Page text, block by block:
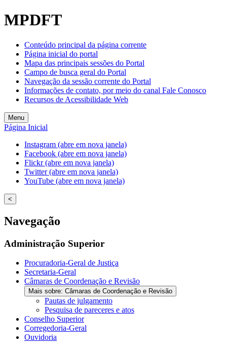
MPDFT
Conteúdo principal da página corrente
Página inicial do portal
Mapa das principais sessões do Portal
Campo de busca geral do Portal
Navegação da sessão corrente do Portal
Informações de contato, por meio do canal Fale Conosco
Recursos de Acessibilidade Web
Menu
Página Inicial
Instagram (abre em nova janela)
Facebook (abre em nova janela)
Flickr (abre em nova janela)
Twitter (abre em nova janela)
YouTube (abre em nova janela)
<
Navegação
Administração Superior
Procuradoria-Geral de Justiça
Secretaria-Geral
Câmaras de Coordenação e Revisão
Mais sobre: Câmaras de Coordenação e Revisão
Pautas de julgamento
Pesquisa de pareceres e atos
Conselho Superior
Corregedoria-Geral
Ouvidoria